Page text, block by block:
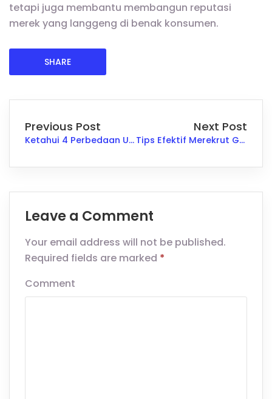
tetapi juga membantu membangun reputasi
merek yang langgeng di benak konsumen.
SHARE
Previous Post
Ketahui 4 Perbedaan Utama antara Sales dan Marketing
Next Post
Tips Efektif Merekrut Generasi Z untuk Perusahaan Anda
Leave a Comment
Your email address will not be published.
Required fields are marked *
Comment